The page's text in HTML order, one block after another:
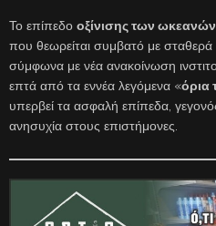
Το επίπεδο οξίνισης των ωκεανών
που θεωρείται συμβατό με σταθερά
σύμφωνα με νέα ανακοίνωση
επτά από τα εννέα λεγόμενα «όρια
υπερβεί τα ασφαλή επίπεδα,
ανησυχία στους επιστήμονες.